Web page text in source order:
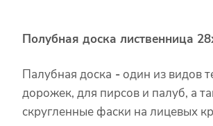
Полубная доска лиственница
Палубная доска - один из видов
дорожек, для пирсов и палуб, а
скругленные фаски на лицевых